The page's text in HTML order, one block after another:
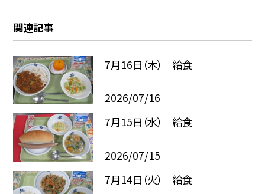
関連記事
7月16日（木） 給食
2026/07/16
7月15日（水） 給食
2026/07/15
7月14日（火） 給食